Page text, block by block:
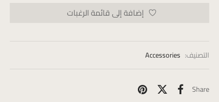
إضافة إلى قائمة الرغبات
التصنيف: Accessories
Share